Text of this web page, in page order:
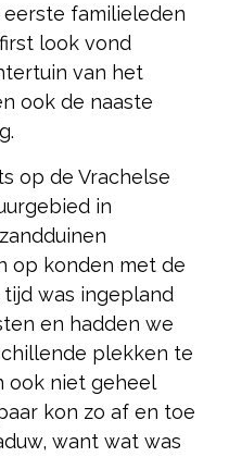
familieleden
look vond
van het
ook de naaste
op de Vrachelse
in
op konden met de
tijd was ingepland
en hadden we
plekken te
ook niet geheel
kon zo af en toe
want wat was